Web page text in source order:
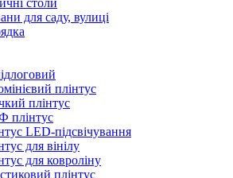
столи
для саду, вулиці
плінтус
плінтус
плінтус
LED-підсвічування
для вінілу
для ковроліну
плінтус